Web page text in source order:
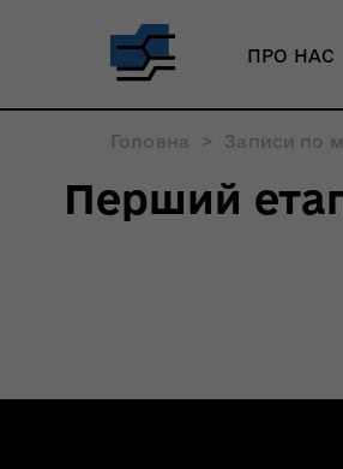
ПРО НАС
Головна > Записи по
Перший